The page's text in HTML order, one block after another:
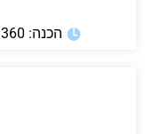
הכנה: 360 דקות